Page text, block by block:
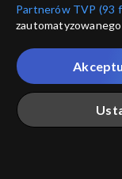
Okrasa łamie
Ciasta z ognia
Partnerów TVP (93
które wskazujemy
przez nas
Twoje dane
Ciebie naszych
„Portalem”, w tym